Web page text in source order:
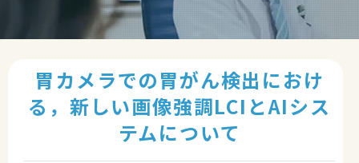
胃カメラでの胃がん検出におけ
る，新しい画像強調LCIとAIシス
テムについて